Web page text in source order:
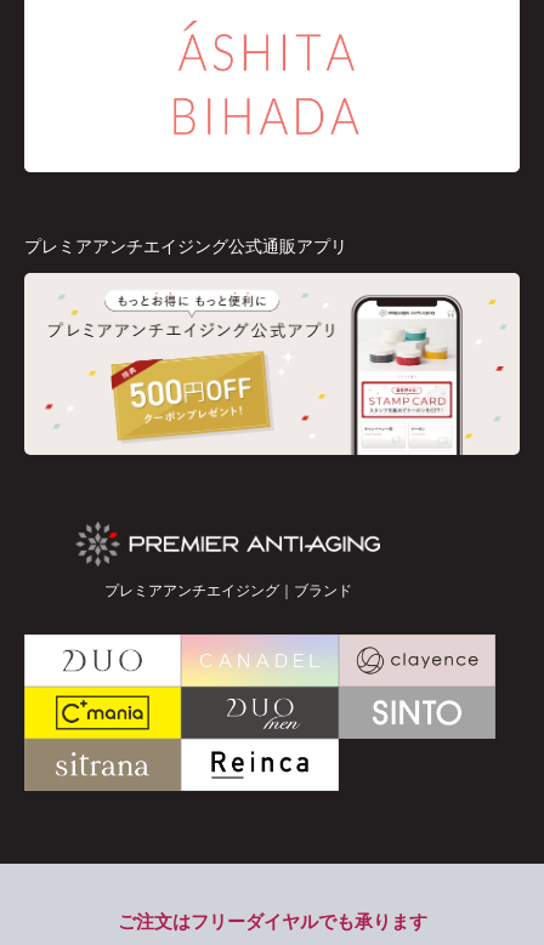
プレミアアンチエイジング公式通販アプリ
プレミアアンチエイジング｜ブランド
ご注文はフリーダイヤルでも承ります